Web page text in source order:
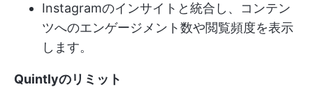
Instagramのインサイトと統合し、コンテン
ツへのエンゲージメント数や閲覧頻度を表示
します。
Quintlyのリミット